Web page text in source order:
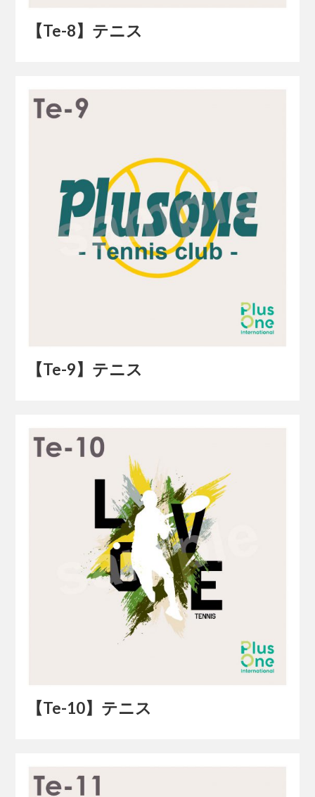
【Te-8】テニス
【Te-9】テニス
【Te-10】テニス